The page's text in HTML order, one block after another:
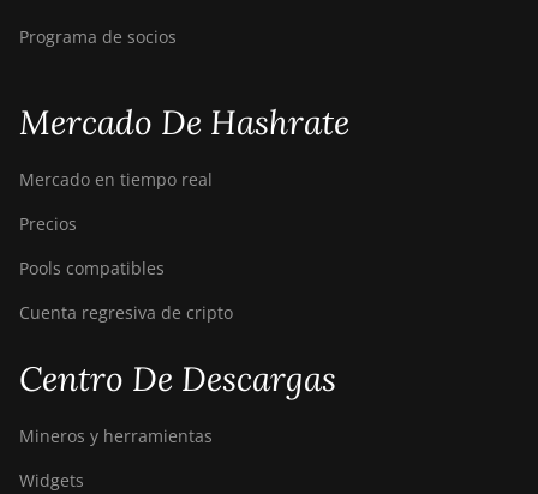
Programa de socios
Mercado De Hashrate
Mercado en tiempo real
Precios
Pools compatibles
Cuenta regresiva de cripto
Centro De Descargas
Mineros y herramientas
Widgets